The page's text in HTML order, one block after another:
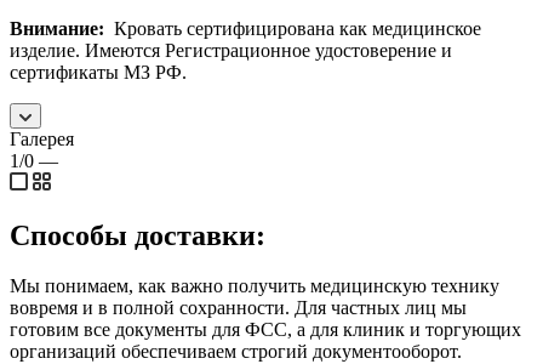
Внимание: Кровать сертифицирована как медицинское
изделие. Имеются Регистрационное удостоверение и
сертификаты МЗ РФ.
Галерея
1/0 —
Способы доставки:
Мы понимаем, как важно получить медицинскую технику
вовремя и в полной сохранности. Для частных лиц мы
готовим все документы для ФСС, а для клиник и торгующих
организаций обеспечиваем строгий документооборот.